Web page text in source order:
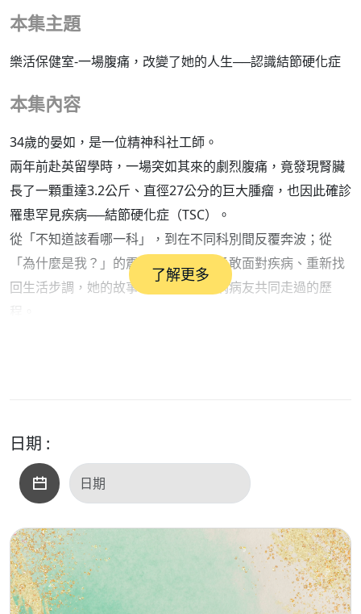
本集主題
樂活保健室-一場腹痛，改變了她的人生──認識結節硬化症
本集內容
34歲的晏如，是一位精神科社工師。
兩年前赴英留學時，一場突如其來的劇烈腹痛，竟發現腎臟
長了一顆重達3.2公斤、直徑27公分的巨大腫瘤，也因此確診
罹患罕見疾病──結節硬化症（TSC）。
從「不知道該看哪一科」，到在不同科別間反覆奔波；從
「為什麼是我？」的震驚與恐懼，到勇敢面對疾病、重新找
回生活步調，她的故事，也是許多罕病病友共同走過的歷
程。
因、常見症狀、診斷方式，以及近年推動的整合醫療照護模
式，讓大家更了解這項疾病，也提醒民眾及早辨識身體警
訊。
同時，我們也邀請結節硬化症病友分享親身經歷，從求醫、
確診到治療，走過迷惘與低潮，也在病友協會及醫療團隊的
陪伴下，重新找回面對人生的勇氣與力量。
歡迎鎖定本集節目，一起走進罕見疾病的世界，看見生命的
韌性與希望。
了解更多
日期 :